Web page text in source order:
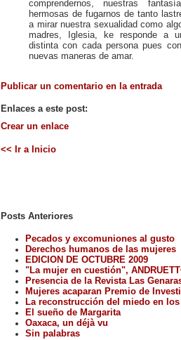
comprendernos, nuestras
hermosas de fugarnos de tanto
a mirar nuestra sexualidad como
madres, Iglesia, ke responde a
distinta con cada persona pues
nuevas maneras de amar.
Publicar un comentario en la entrada
Enlaces a este post:
Crear un enlace
<< Ir a Inicio
Posts Anteriores
Pecados y excomuniones al gusto
Derechos humanos de las mujeres
EDICION DE OCTUBRE 2009
"La mujer en cuestión",
Presencia de la Revista Las
Mujeres acaparan Premio de
La reconstrucción del miedo en
El sueño de Margarita
Oaxaca, un déjà vu
Sin palabras